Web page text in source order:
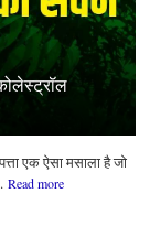
एक ऐसा मसाला है जो
Read more